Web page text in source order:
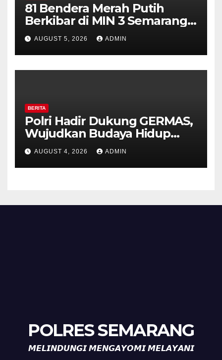
81 Bendera Merah Putih
Berkibar di MIN 3 Semarang,
Bhabinkamtibmas Desa
Timpik Hadiri Peringatan
HUT ke-81 Kemerdekaan RI
AUGUST 5, 2026 ADMIN
BERITA
Polri Hadir Dukung GERMAS,
Wujudkan Budaya Hidup
Sehat di Kecamatan Pabelan
AUGUST 4, 2026 ADMIN
POLRES SEMARANG
𝙈𝙀𝙇𝙄𝙉𝘿𝙐𝙉𝙂𝙄 𝙈𝙀𝙉𝙂𝘼𝙔𝙊𝙈𝙄 𝙈𝙀𝙇𝘼𝙔𝘼𝙉𝙄